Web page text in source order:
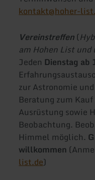
kontakt@hoher-
Vereinstreffen(
am Hohen List und
Jeden Dienstag
zur Astronomie
Beratung zum
Ausrüstung sowie
Beobachtung.
Himmel möglich.
willkommen
list.de)